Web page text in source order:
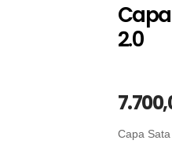
Capa
2.0
Capa